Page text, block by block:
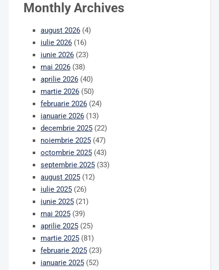
Monthly Archives
august 2026(4)
iulie 2026(16)
iunie 2026(23)
mai 2026(38)
aprilie 2026(40)
martie 2026(50)
februarie 2026(24)
ianuarie 2026(13)
decembrie 2025(22)
noiembrie 2025(47)
octombrie 2025(43)
septembrie 2025(33)
august 2025(12)
iulie 2025(26)
iunie 2025(21)
mai 2025(39)
aprilie 2025(25)
martie 2025(81)
februarie 2025(23)
ianuarie 2025(52)